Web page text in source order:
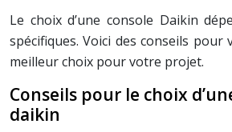
Le choix d’une console Daikin
spécifiques. Voici des conseils pour
meilleur choix pour votre projet.
Conseils pour le choix
daikin